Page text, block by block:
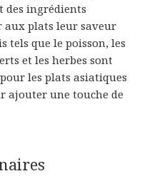
des ingrédients
aux plats leur saveur
tels que le poisson, les
et les herbes sont
les plats asiatiques
ajouter une touche de